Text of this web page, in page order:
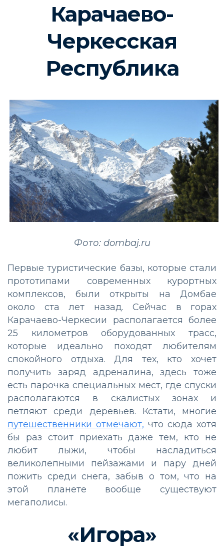
Карачаево-
Черкесская
Республика
Фото: dombaj.ru
Первые туристические базы, которые стали
прототипами современных курортных
комплексов, были открыты на Домбае
около ста лет назад. Сейчас в горах
Карачаево-Черкесии располагается более
25 километров оборудованных трасс,
которые идеально походят любителям
спокойного отдыха. Для тех, кто хочет
получить заряд адреналина, здесь тоже
есть парочка специальных мест, где спуски
располагаются в скалистых зонах и
петляют среди деревьев. Кстати, многие
путешественники отмечают, что сюда хотя
бы раз стоит приехать даже тем, кто не
любит лыжи, чтобы насладиться
великолепными пейзажами и пару дней
пожить среди снега, забыв о том, что на
этой планете вообще существуют
мегаполисы.
«Игора»